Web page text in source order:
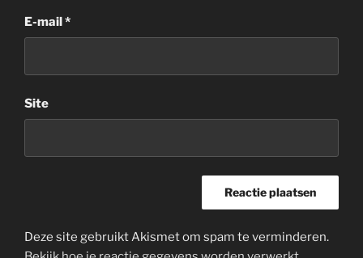
E-mail*
Site
Deze site gebruikt Akismet om spam te verminderen.